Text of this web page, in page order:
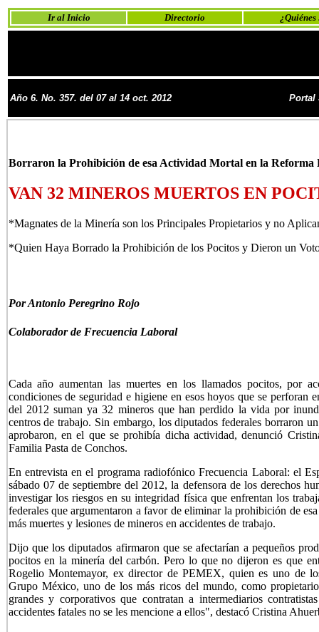
Ir al Inicio Directorio ¿Quiénes
Año 6. No. 357. del 07 al 14 oct. 2012 Portal
Borraron la Prohibición de esa Actividad Mortal en la Reforma
VAN 32 MINEROS MUERTOS EN
*Magnates de la Minería son los Principales Propietarios y no
*Quien Haya Borrado la Prohibición de los Pocitos y Dieron un
PorAntonio Peregrino Rojo
Colaboradorde Frecuencia Laboral
Cada año aumentan las muertes en los llamados pocitos, por
condiciones de seguridad e higiene en esos hoyos que se perforan
del 2012 suman ya 32 mineros que han perdido la vida por
centros de trabajo. Sin embargo, los diputados federales borraron
aprobaron, en el que se prohibía dicha actividad, denunció
Familia Pasta de Conchos.
En entrevista en el programa radiofónico Frecuencia Laboral: el
sábado 07 de septiembre del 2012, la defensora de los derechos
investigar los riesgos en su integridad física que enfrentan los
federales que argumentaron a favor de eliminar la prohibición de
más muertes y lesiones de mineros en accidentes de trabajo.
Dijo que los diputados afirmaron que se afectarían a pequeños
pocitos en la minería del carbón. Pero lo que no dijeron es que
Rogelio Montemayor, ex director de PEMEX, quien es uno de
Grupo México, uno de los más ricos del mundo, como
grandes y corporativos que contratan a intermediarios
accidentes fatales no se les mencione a ellos", destacó Cristina